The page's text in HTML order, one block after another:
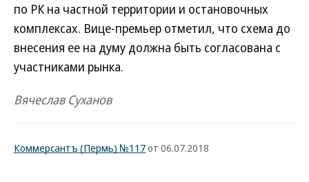
по РК на частной территории и остановочных
комплексах. Вице-премьер отметил, что схема до
внесения ее на думу должна быть согласована с
участниками рынка.
Вячеслав Суханов
Коммерсантъ (Пермь) №117от 06.07.2018